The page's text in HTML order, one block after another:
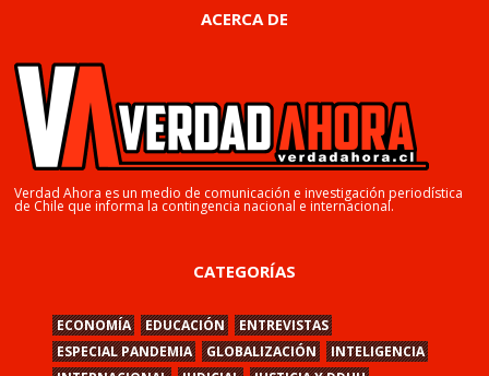
ACERCA DE
Verdad Ahora es un medio de comunicación e investigación periodística
de Chile que informa la contingencia nacional e internacional.
CATEGORÍAS
ECONOMÍA EDUCACIÓN
ENTREVISTAS
ESPECIAL PANDEMIA
GLOBALIZACIÓN
INTELIGENCIA